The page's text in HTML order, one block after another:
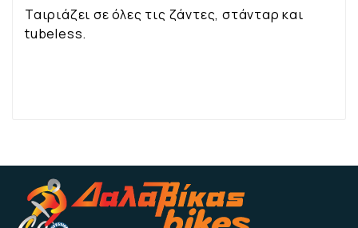
Ταιριάζει σε όλες τις ζάντες, στάνταρ και
tubeless.